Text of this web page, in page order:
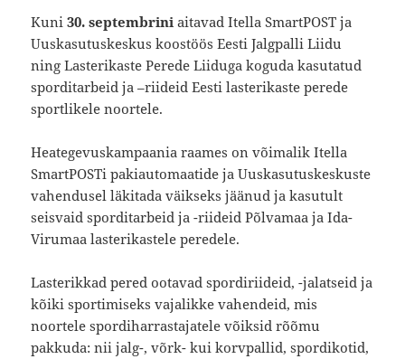
Kuni30. septembrini aitavad Itella SmartPOST ja
Uuskasutuskeskus koostöös Eesti Jalgpalli Liidu
ning Lasterikaste Perede Liiduga koguda kasutatud
sporditarbeid ja –riideid Eesti lasterikaste perede
sportlikele noortele.
Heategevuskampaania raames on võimalik Itella
SmartPOSTi pakiautomaatide ja Uuskasutuskeskuste
vahendusel läkitada väikseks jäänud ja kasutult
seisvaid sporditarbeid ja -riideid Põlvamaa ja Ida-
Virumaa lasterikastele peredele.
Lasterikkad pered ootavad spordiriideid, -jalatseid ja
kõiki sportimiseks vajalikke vahendeid, mis
noortele spordiharrastajatele võiksid rõõmu
pakkuda: nii jalg-, võrk- kui korvpallid, spordikotid,